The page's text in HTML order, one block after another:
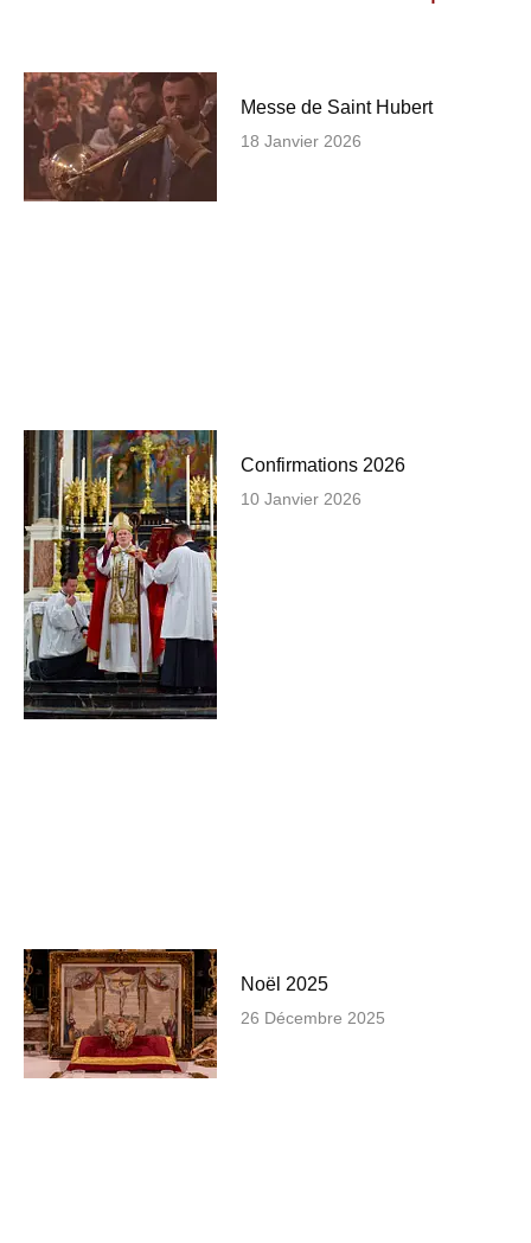
Messe de Saint Hubert
18 Janvier 2026
Confirmations 2026
10 Janvier 2026
Noël 2025
26 Décembre 2025